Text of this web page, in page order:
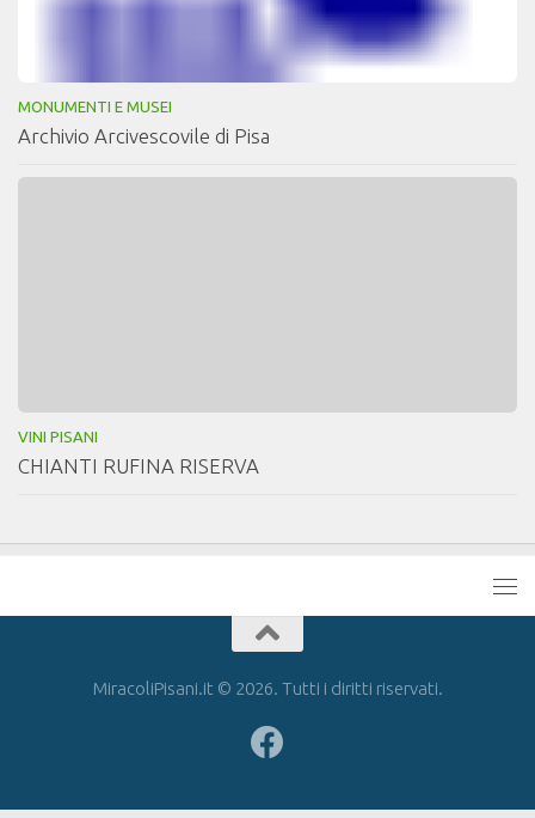
MONUMENTI E MUSEI
Archivio Arcivescovile di Pisa
VINI PISANI
CHIANTI RUFINA RISERVA
MiracoliPisani.it © 2026. Tutti i diritti riservati.